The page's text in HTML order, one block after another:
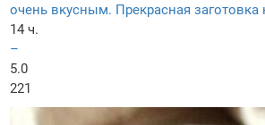
очень вкусным. Прекрасная заготовка
14 ч.
–
5.0
221